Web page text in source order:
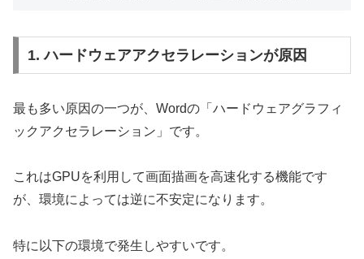
1. ハードウェアアクセラレーションが原因
最も多い原因の一つが、Wordの「ハードウェアグラフィ
ックアクセラレーション」です。
これはGPUを利用して画面描画を高速化する機能です
が、環境によっては逆に不安定になります。
特に以下の環境で発生しやすいです。